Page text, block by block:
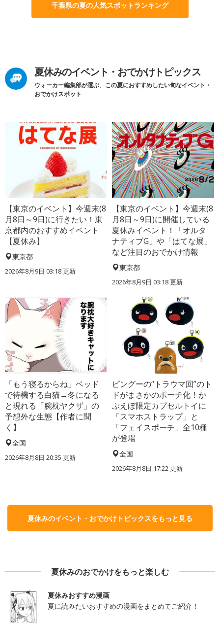
千葉県の夏の人気スポットランキング
夏休みのイベント・おでかけトピックス
ウォーカー編集部が選ぶ、この夏におすすめしたい旬なイベント・
おでかけスポット
【東京のイベント】今週末(8
月8日～9日)に行きたい！東
京都内のおすすめイベント
【夏休み】
東京都
2026年8月9日 03:18更新
【東京のイベント】今週末(8
月8日～9日)に開催している
夏休みイベント！「オルタ
ナティブG」や「はてな展」
など注目のおでかけ情報
東京都
2026年8月9日 03:18更新
「もう寝るからね」ベッド
で待機する白猫→冬になる
と現れる「腕枕ヤクザ」の
予想外な生態【作者に聞
く】
全国
2026年8月8日 20:35 更新
ピングーの“トラウマ回”のト
ドがまさかのポーチ化！か
ぷえぼ限定カプセルトイに
「スマホストラップ」と
「フェイスポーチ」全10種
が登場
全国
2026年8月8日 17:22更新
夏休みのイベント・おでかけトピックスをもっと見る
夏休みのおでかけをもっと楽しむ
夏休みおすすめ漫画
夏に読みたいおすすめの漫画をまとめてご紹介！